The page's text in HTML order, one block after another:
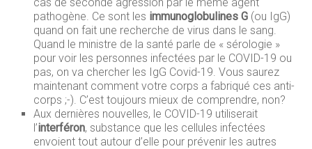
pathogène. Ce sont les immunoglobulines G (ou IgG)
quand on fait une recherche de virus dans le sang.
Quand le ministre de la santé parle de « sérologie »
pour voir les personnes infectées par le COVID-19 ou
pas, on va chercher les IgG Covid-19. Vous saurez
maintenant comment votre corps a fabriqué ces anti-
corps ;-). C’est toujours mieux de comprendre, non?
Aux dernières nouvelles, le COVID-19 utiliserait
l’interféron, substance que les cellules infectées
envoient tout autour d’elle pour prévenir les autres